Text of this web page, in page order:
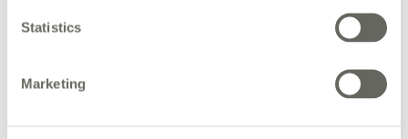
Statistics
Marketing